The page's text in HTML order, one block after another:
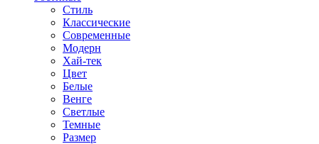
Стиль
Классические
Современные
Модерн
Хай-тек
Цвет
Белые
Венге
Светлые
Темные
Размер